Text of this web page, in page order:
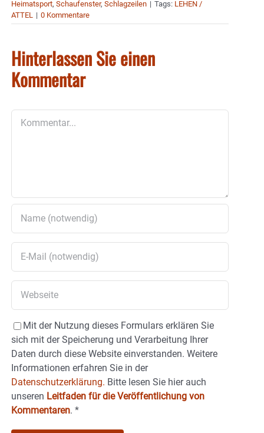
Heimatsport, Schaufenster, Schlagzeilen | Tags: LEHEN /
ATTEL
| 0 Kommentare
Hinterlassen Sie einen
Kommentar
Mit der Nutzung dieses Formulars erklären Sie
sich mit der Speicherung und Verarbeitung Ihrer
Daten durch diese Website einverstanden. Weitere
Informationen erfahren Sie in der
Datenschutzerklärung. Bitte lesen Sie hier auch
unseren Leitfaden für die Veröffentlichung von
Kommentaren. *